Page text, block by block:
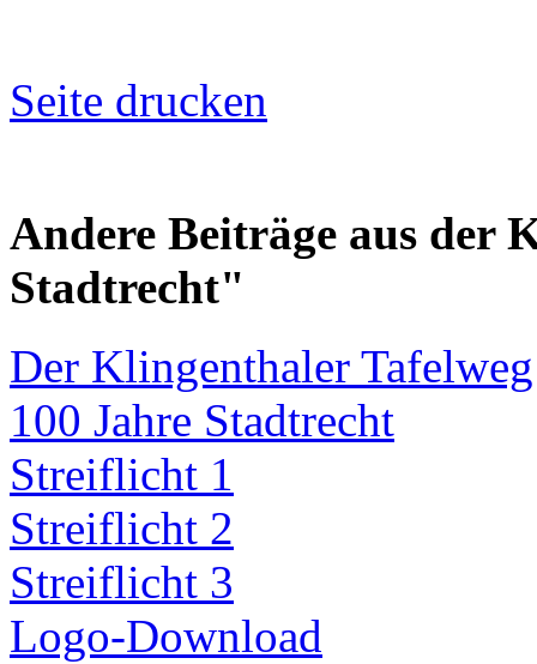
Seite drucken
Andere Beiträge aus der
Stadtrecht"
Der Klingenthaler Tafelweg
100 Jahre Stadtrecht
Streiflicht 1
Streiflicht 2
Streiflicht 3
Logo-Download